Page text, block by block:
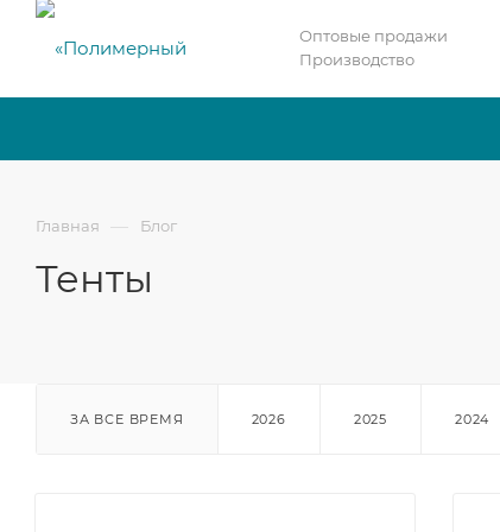
Оптовые продажи
Производство
Главная — Блог
Тенты
ЗА ВСЕ ВРЕМЯ 2026 2025 2024